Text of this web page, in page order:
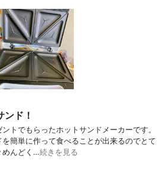
ド！
トでもらったホットサンドメーカーです。
簡単に作って食べることが出来るのでとて
めんどく…続きを見る